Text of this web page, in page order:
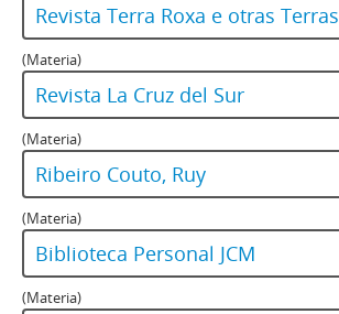
Revista Terra Roxa e otras Terras
(Materia)
Revista La Cruz del Sur
(Materia)
Ribeiro Couto, Ruy
(Materia)
Biblioteca Personal JCM
(Materia)